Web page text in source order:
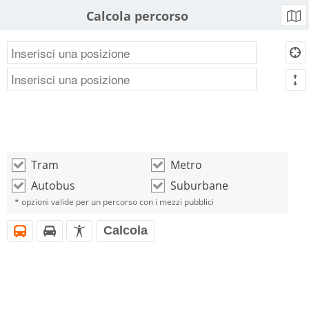
Calcola percorso b
d
m
o Tram o Metro
o Autobus o Suburbane
* opzioni valide per un percorso con i mezzi pubblici
i h l Calcola